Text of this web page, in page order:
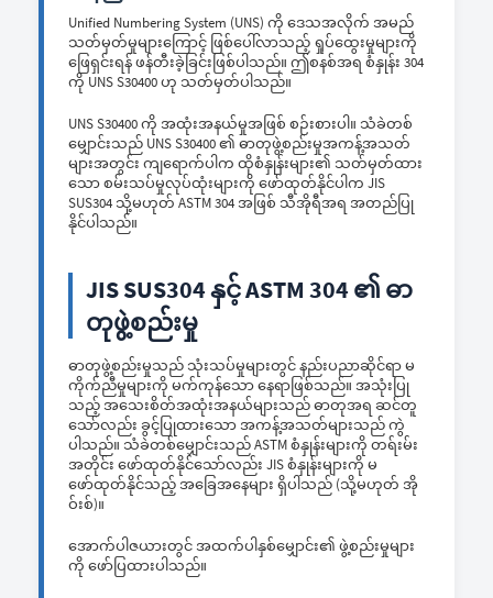
Unified Numbering System (UNS) ကို ဒေသအလိုက် အမည်
သတ်မှတ်မှုများကြောင့် ဖြစ်ပေါ်လာသည့် ရှုပ်ထွေးမှုများကို
ဖြေရှင်းရန် ဖန်တီးခဲ့ခြင်းဖြစ်ပါသည်။ ဤစနစ်အရ စံနှုန်း 304
ကို UNS S30400 ဟု သတ်မှတ်ပါသည်။
UNS S30400 ကို အထုံးအနယ်မှုအဖြစ် စဉ်းစားပါ။ သံခဲတစ်
မျှောင်းသည် UNS S30400 ၏ ဓာတုဖွဲ့စည်းမှုအကန့်အသတ်
များအတွင်း ကျရောက်ပါက ထိုစံနှုန်းများ၏ သတ်မှတ်ထား
သော စမ်းသပ်မှုလုပ်ထုံးများကို ဖော်ထုတ်နိုင်ပါက JIS
SUS304 သို့မဟုတ် ASTM 304 အဖြစ် သီအိုရီအရ အတည်ပြု
နိုင်ပါသည်။
JIS SUS304 နှင့် ASTM 304 ၏ ဓာ
တုဖွဲ့စည်းမှု
ဓာတုဖွဲ့စည်းမှုသည် သုံးသပ်မှုများတွင် နည်းပညာဆိုင်ရာ မ
ကိုက်ညီမှုများကို မက်ကုန်သော နေရာဖြစ်သည်။ အသုံးပြု
သည့် အသေးစိတ်အထုံးအနယ်များသည် ဓာတုအရ ဆင်တူ
သော်လည်း ခွင့်ပြုထားသော အကန့်အသတ်များသည် ကွဲ
ပါသည်။ သံခဲတစ်မျှောင်းသည် ASTM စံနှုန်းများကို တရ်းမ်း
အတိုင်း ဖော်ထုတ်နိုင်သော်လည်း JIS စံနှုန်းများကို မ
ဖော်ထုတ်နိုင်သည့် အခြေအနေများ ရှိပါသည် (သို့မဟုတ် အို
ဝ်းစ်)။
အောက်ပါဇယားတွင် အထက်ပါနှစ်မျှောင်း၏ ဖွဲ့စည်းမှုများ
ကို ဖော်ပြထားပါသည်။